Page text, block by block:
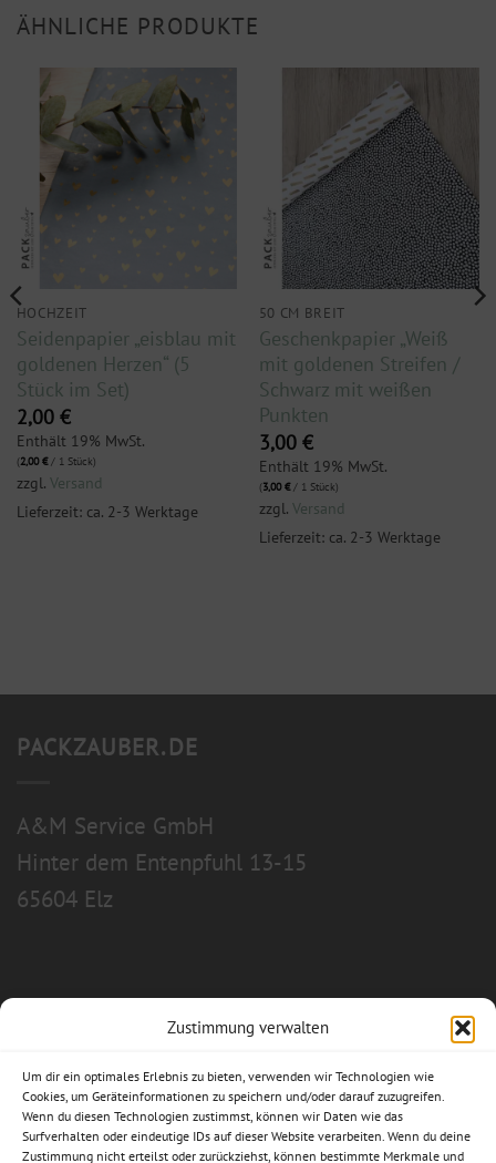
Zustimmung verwalten
Um dir ein optimales Erlebnis zu bieten, verwenden wir Technologien wie
Cookies, um Geräteinformationen zu speichern und/oder darauf zuzugreifen.
Wenn du diesen Technologien zustimmst, können wir Daten wie das
Surfverhalten oder eindeutige IDs auf dieser Website verarbeiten. Wenn du deine
Zustimmung nicht erteilst oder zurückziehst, können bestimmte Merkmale und
ÄHNLICHE PRODUKTE
HOCHZEIT
Seidenpapier „eisblau mit
goldenen Herzen“ (5
Stück im Set)
2,00 €
Enthält 19% MwSt.
(2,00€/ 1 Stück)
zzgl. Versand
Lieferzeit: ca. 2-3 Werktage
50 CM BREIT
Geschenkpapier „Weiß
mit goldenen Streifen /
Schwarz mit weißen
Punkten
3,00 €
Enthält 19% MwSt.
(3,00€/ 1 Stück)
zzgl. Versand
Lieferzeit: ca. 2-3 Werktage
PACKZAUBER.DE
A&M Service GmbH
Hinter dem Entenpfuhl 13-15
65604 Elz
Allgemeine Geschäftsbedingungen
Impressum
Datenschutzerklärung